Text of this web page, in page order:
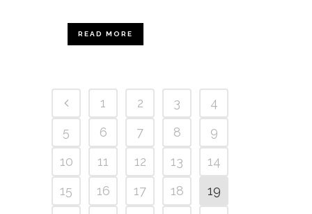
READ MORE
1 2 3
4
5
6 7 8
9
10
11 12 13
14
15
16 17 18
19